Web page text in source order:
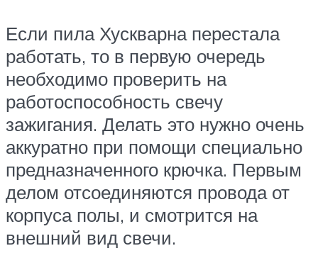
Если пила Хускварна перестала
работать, то в первую очередь
необходимо проверить на
работоспособность свечу
зажигания. Делать это нужно очень
аккуратно при помощи специально
предназначенного крючка. Первым
делом отсоединяются провода от
корпуса полы, и смотрится на
внешний вид свечи.